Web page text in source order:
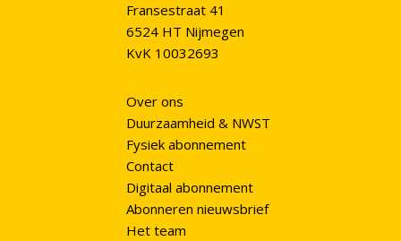
Fransestraat 41
6524 HT Nijmegen
KvK 10032693
Over ons
Duurzaamheid & NWST
Fysiek abonnement
Contact
Digitaal abonnement
Abonneren nieuwsbrief
Het team